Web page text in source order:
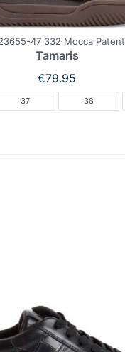
47 332 Mocca Patent
Tamaris
€79.95
37 38